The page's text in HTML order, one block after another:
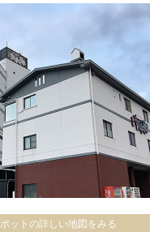
ットの詳しい地図をみる